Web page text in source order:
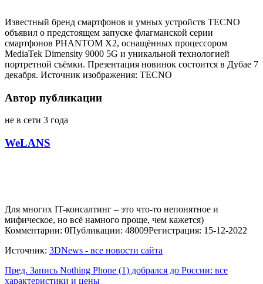
Известный бренд смартфонов и умных устройств TECNO
объявил о предстоящем запуске флагманской серии
смартфонов PHANTOM X2, оснащённых процессором
MediaTek Dimensity 9000 5G и уникальной технологией
портретной съёмки. Презентация новинок состоится в Дубае 7
декабря. Источник изображения: TECNO
Автор публикации
не в сети 3 года
WeLANS
Для многих IT-консалтинг – это что-то непонятное и
мифическое, но всё намного проще, чем кажется)
Комментарии: 0Публикации: 48009Регистрация: 15-12-2022
Источник: 3DNews - все новости сайта
Пред. Запись Nothing Phone (1) добрался до России: все
характеристики и цены